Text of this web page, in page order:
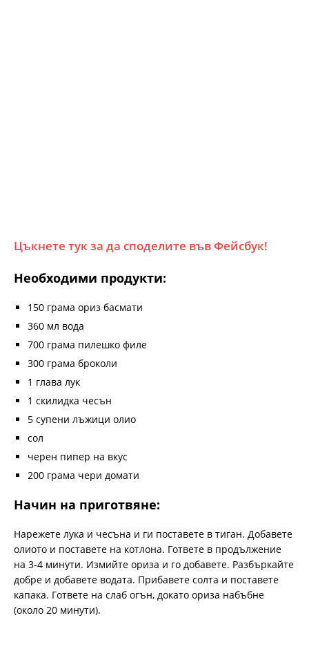
Цъкнете тук за да споделите във Фейсбук!
Необходими продукти:
150 грама ориз басмати
360 мл вода
700 грама пилешко филе
300 грама броколи
1 глава лук
1 скилидка чесън
5 супени лъжици олио
сол
черен пипер на вкус
200 грама чери домати
Начин на приготвяне:
Нарежете лука и чесъна и ги поставете в тиган. Добавете
олиото и поставете на котлона. Гответе в продължение
на 3-4 минути. Измийте ориза и го добавете. Разбъркайте
добре и добавете водата. Прибавете солта и поставете
капака. Гответе на слаб огън, докато ориза набъбне
(около 20 минути).